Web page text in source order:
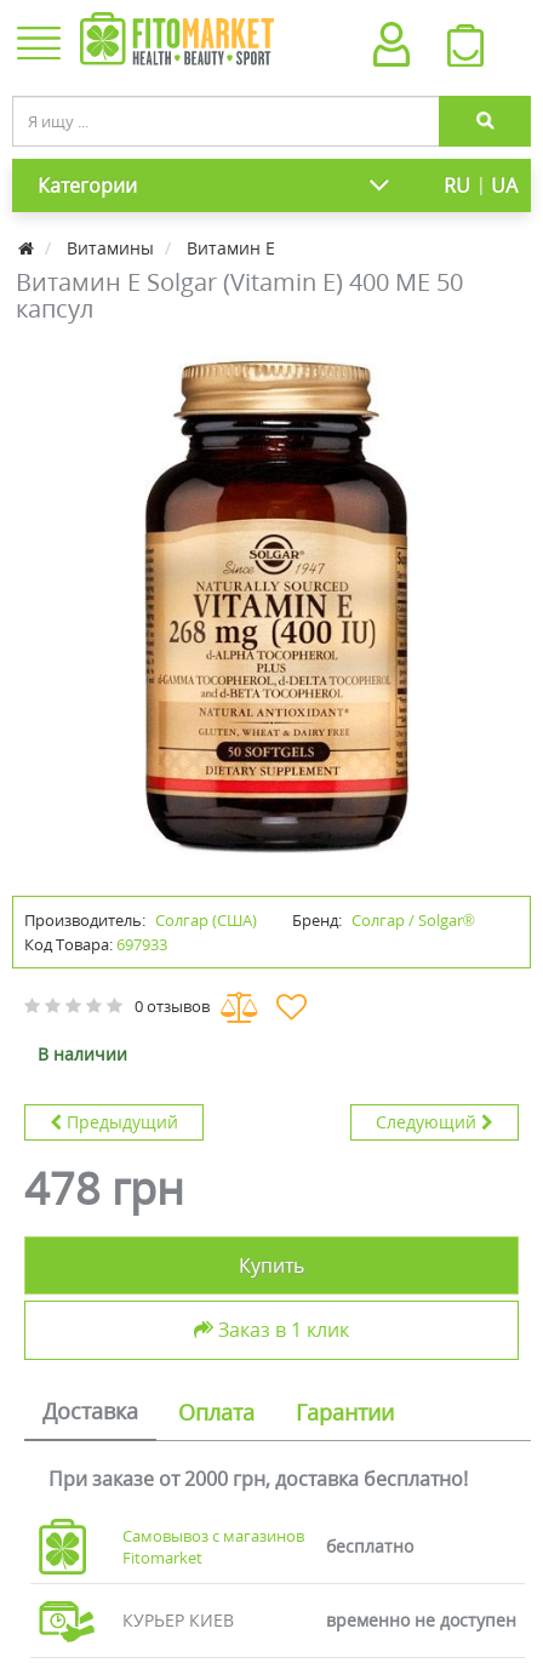
Категории RU | UA
Витамины Витамин Е
Витамин E Solgar (Vitamin E) 400 ME 50
капсул
Производитель: Солгар (США) Бренд: Солгар / Solgar®
Код Товара:697933
0 отзывов
В наличии
Предыдущий Следующий
478 грн
Купить
Заказ в 1 клик
Доставка Оплата Гарантии
При заказе от 2000 грн, доставка бесплатно!
Самовывоз с магазинов
Fitomarket
бесплатно
КУРЬЕР КИЕВ временно не доступен